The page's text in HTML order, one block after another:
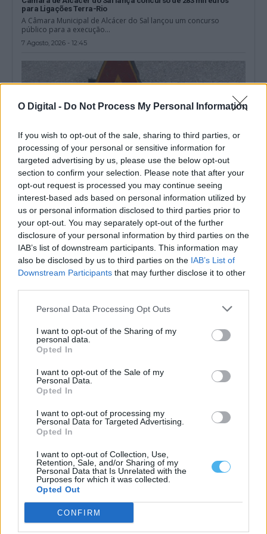
O Digital - Do Not Process My Personal Information
If you wish to opt-out of the sale, sharing to third parties, or
processing of your personal or sensitive information for
targeted advertising by us, please use the below opt-out
section to confirm your selection. Please note that after your
opt-out request is processed you may continue seeing
interest-based ads based on personal information utilized by
us or personal information disclosed to third parties prior to
your opt-out. You may separately opt-out of the further
disclosure of your personal information by third parties on the
IAB’s list of downstream participants. This information may
also be disclosed by us to third parties on the IAB’s List of
Downstream Participants that may further disclose it to other
Personal Data Processing Opt Outs
I want to opt-out of the Sharing of my
personal data.
Opted In
I want to opt-out of the Sale of my
Personal Data.
Opted In
I want to opt-out of processing my
Personal Data for Targeted Advertising.
Opted In
I want to opt-out of Collection, Use,
Retention, Sale, and/or Sharing of my
Personal Data that Is Unrelated with the
Purposes for which it was collected.
Opted Out
CONFIRM
para Ligações Terra-Rio
A Câmara Municipal de Alcácer do Sal lançou um concurso
público para a execução...
7 Agosto, 2026 - 12:45
Grândola: Rua de Azinheira dos Barros vai ser repavimentada e
ganhar novos passeios
O Município de Grândola abriu um concurso público, com um
preço base de 145.538,58...
6 Agosto, 2026 - 14:18
Barrancos: Câmara municipal apoia bombeiros em mais de 210
A Câmara de Barrancos, no distrito de Beja, vai financiar este ano
a corporação...
5 Agosto, 2026 - 18:00